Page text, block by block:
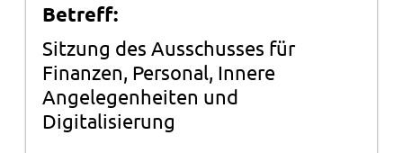
Betreff:
Sitzung des Ausschusses für
Finanzen, Personal, Innere
Angelegenheiten und
Digitalisierung